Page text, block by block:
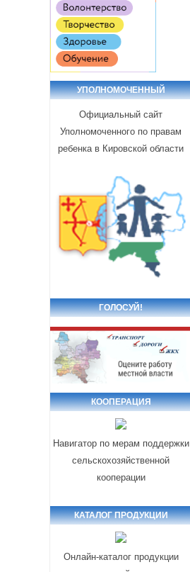
УПОЛНОМОЧЕННЫЙ
Официальный сайт
Уполномоченного по правам
ребенка в Кировской области
ГОЛОСУЙ!
КООПЕРАЦИЯ
Навигатор по мерам поддержки
сельскохозяйственной
кооперации
КАТАЛОГ ПРОДУКЦИИ
Онлайн-каталог продукции